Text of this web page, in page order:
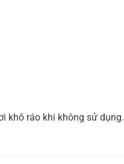
khô ráo khi không sử dụng.